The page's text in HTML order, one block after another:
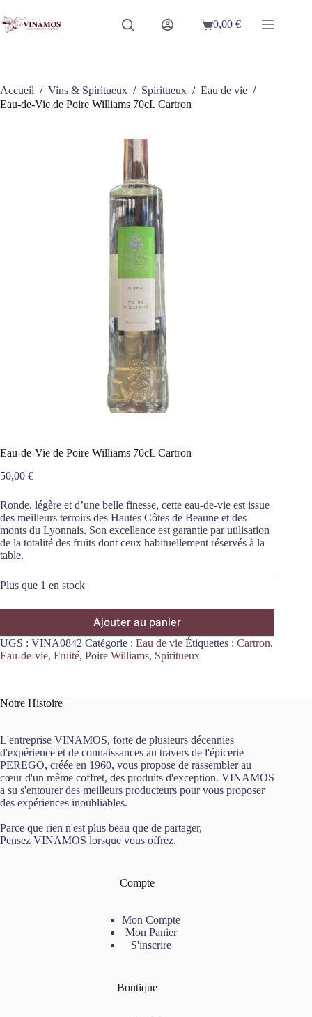
au
contenu
Panier
0,00€
Accueil / Vins & Spiritueux / Spiritueux / Eau de vie /
Eau-de-Vie de Poire Williams 70cL Cartron
Eau-de-Vie de Poire Williams 70cL Cartron
50,00 €
Ronde, légère et d’une belle finesse, cette eau-de-vie est issue
des meilleurs terroirs des Hautes Côtes de Beaune et des
monts du Lyonnais. Son excellence est garantie par utilisation
de la totalité des fruits dont ceux habituellement réservés à la
table.
Plus que 1 en stock
Ajouter au panier
UGS : VINA0842 Catégorie : Eau de vie Étiquettes : Cartron,
Eau-de-vie, Fruité, Poire Williams, Spiritueux
Notre Histoire
L'entreprise VINAMOS, forte de plusieurs décennies
d'expérience et de connaissances au travers de l'épicerie
PEREGO, créée en 1960, vous propose de rassembler au
cœur d'un même coffret, des produits d'exception. VINAMOS
a su s'entourer des meilleurs producteurs pour vous proposer
des expériences inoubliables.
Parce que rien n'est plus beau que de partager,
Pensez VINAMOS lorsque vous offrez.
Compte
Mon Compte
Mon Panier
S'inscrire
Boutique